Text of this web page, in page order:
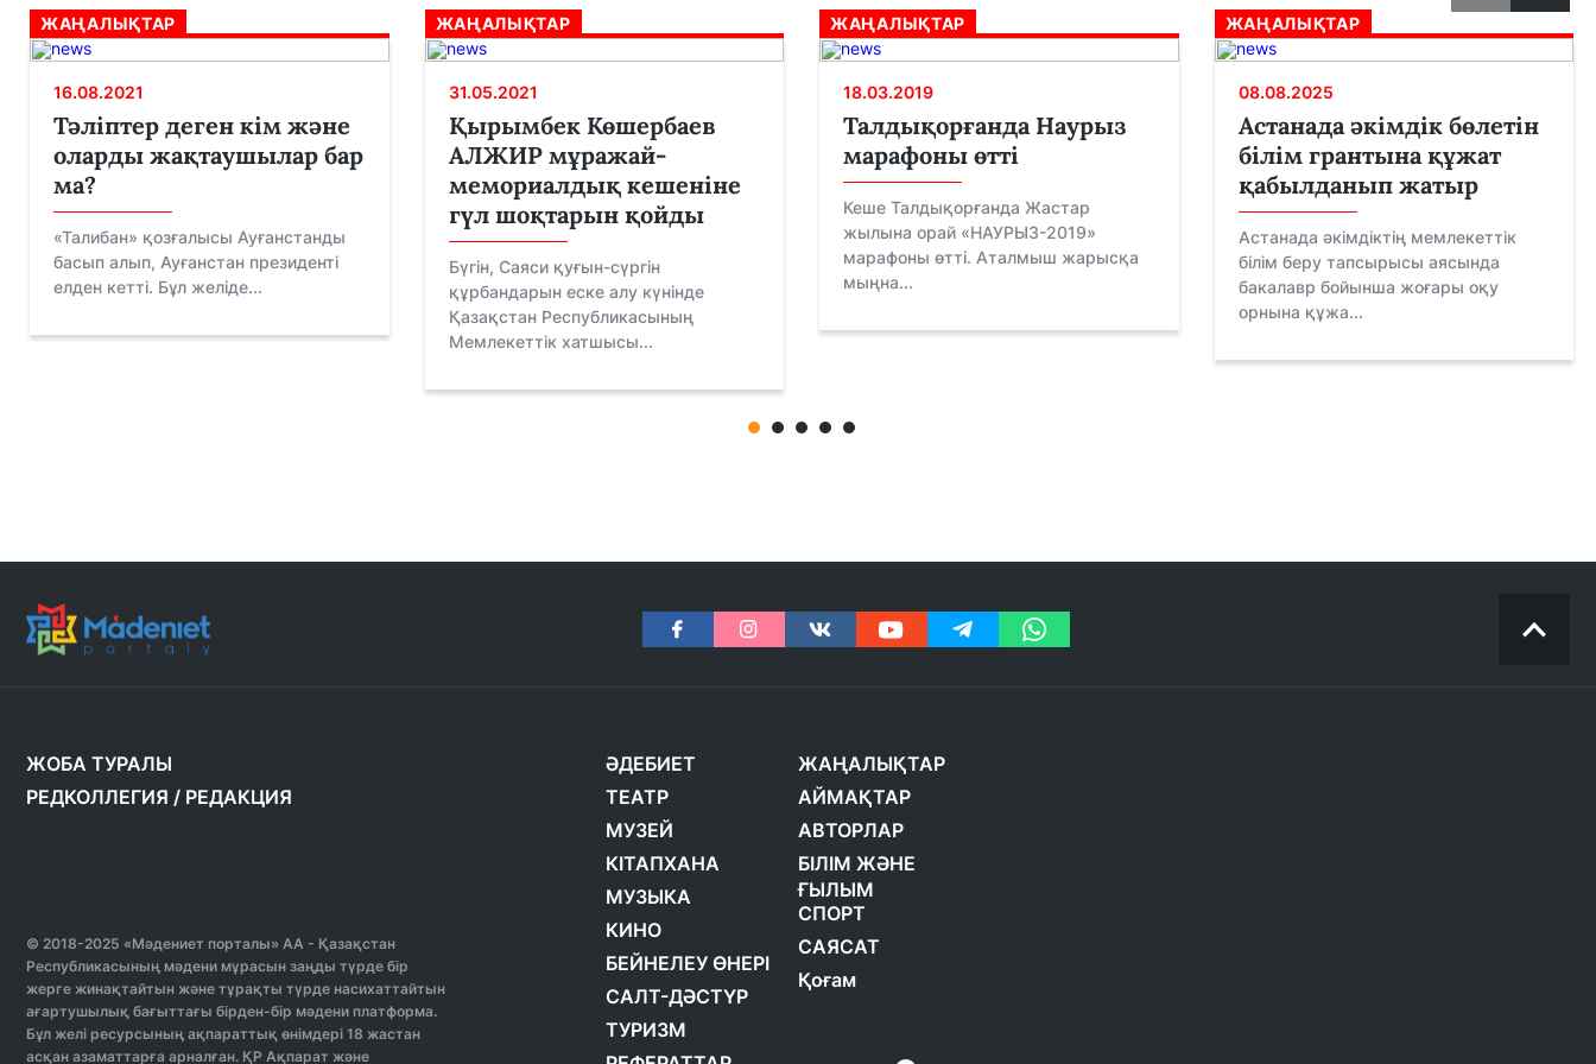
ЖАҢАЛЫҚТАР
16.08.2021
Тәліптер деген кім және
оларды жақтаушылар бар
ма?
«Талибан» қозғалысы Ауғанстанды
басып алып, Ауғанстан президенті
елден кетті. Бұл желіде...
ЖАҢАЛЫҚТАР
31.05.2021
Қырымбек Көшербаев
АЛЖИР мұражай-
мемориалдық кешеніне
гүл шоқтарын қойды
Бүгін, Саяси қуғын-сүргін
құрбандарын еске алу күнінде
Қазақстан Республикасының
Мемлекеттік хатшысы...
ЖАҢАЛЫҚТАР
18.03.2019
Талдықорғанда Наурыз
марафоны өтті
Кеше Талдықорғанда Жастар
жылына орай «НАУРЫЗ-2019»
марафоны өтті. Аталмыш жарысқа
мыңна...
ЖАҢАЛЫҚТАР
08.08.2025
Астанада әкімдік бөлетін
білім грантына құжат
қабылданып жатыр
Астанада әкімдіктің мемлекеттік
білім беру тапсырысы аясында
бакалавр бойынша жоғары оқу
орнына құжа...
ЖОБА ТУРАЛЫ
РЕДКОЛЛЕГИЯ / РЕДАКЦИЯ
© 2018-2025 «Мәдениет порталы» АА - Қазақстан
Республикасының мәдени мұрасын заңды түрде бір
жерге жинақтайтын және тұрақты түрде насихаттайтын
ағартушылық бағыттағы бірден-бір мәдени платформа.
Бұл желі ресурсының ақпараттық өнімдері 18 жастан
асқан азаматтарға арналған. ҚР Ақпарат және
ӘДЕБИЕТ
ТЕАТР
МУЗЕЙ
КІТАПХАНА
МУЗЫКА
КИНО
БЕЙНЕЛЕУ ӨНЕРІ
САЛТ-ДӘСТҮР
ТУРИЗМ
ЖАҢАЛЫҚТАР
АЙМАҚТАР
АВТОРЛАР
БІЛІМ ЖӘНЕ
ҒЫЛЫМ
СПОРТ
САЯСАТ
Қоғам